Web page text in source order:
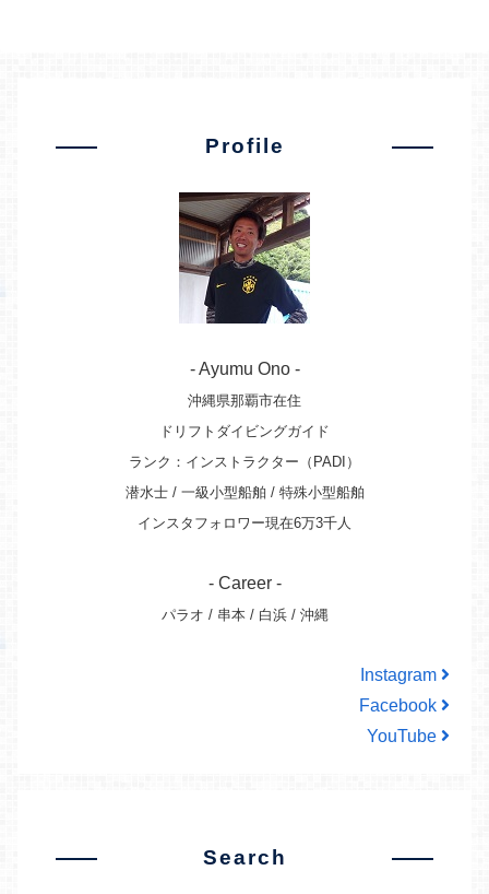
Profile
- Ayumu Ono -
沖縄県那覇市在住
ドリフトダイビングガイド
ランク：インストラクター（PADI）
潜水士 / 一級小型船舶 / 特殊小型船舶
インスタフォロワー現在6万3千人
- Career -
パラオ / 串本 / 白浜 / 沖縄
Instagram
Facebook
YouTube
Search